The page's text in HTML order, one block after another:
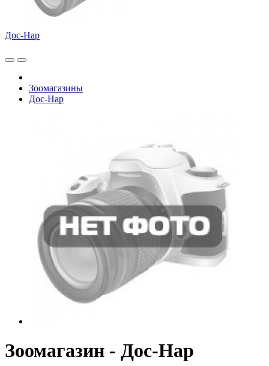
Дос-Нар
Зоомагазины
Дос-Нар
Зоомагазин - Дос-Нар